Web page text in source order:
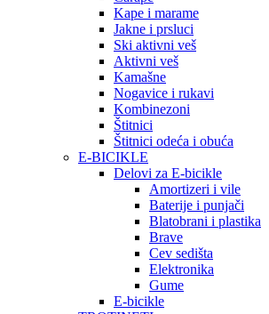
Kape i marame
Jakne i prsluci
Ski aktivni veš
Aktivni veš
Kamašne
Nogavice i rukavi
Kombinezoni
Štitnici
Štitnici odeća i obuća
E-BICIKLE
Delovi za E-bicikle
Amortizeri i vile
Baterije i punjači
Blatobrani i plastika
Brave
Cev sedišta
Elektronika
Gume
E-bicikle